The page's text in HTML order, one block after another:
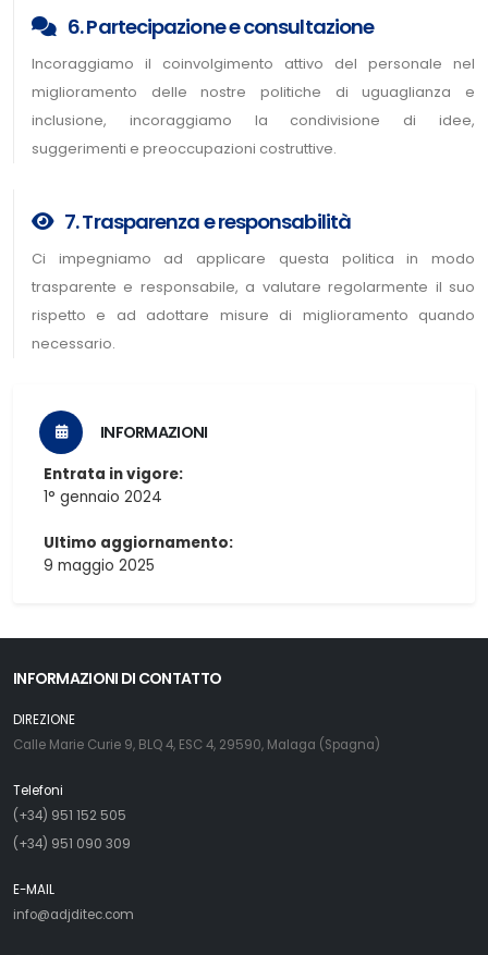
6. Partecipazione e consultazione
Incoraggiamo il coinvolgimento attivo del personale nel
miglioramento delle nostre politiche di uguaglianza e
inclusione, incoraggiamo la condivisione di idee,
suggerimenti e preoccupazioni costruttive.
7. Trasparenza e responsabilità
Ci impegniamo ad applicare questa politica in modo
trasparente e responsabile, a valutare regolarmente il suo
rispetto e ad adottare misure di miglioramento quando
necessario.
INFORMAZIONI
Entrata in vigore:
1° gennaio 2024
Ultimo aggiornamento:
9 maggio 2025
INFORMAZIONI DI CONTATTO
DIREZIONE
Calle Marie Curie 9, BLQ 4, ESC 4, 29590, Malaga (Spagna)
Telefoni
(+34) 951 152 505
(+34) 951 090 309
E-MAIL
info@adjditec.com